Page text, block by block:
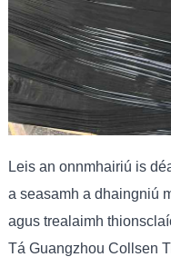
Leis an onnmhairiú is
a seasamh a dhaingniú
agus trealaimh
Tá Guangzhou Collsen